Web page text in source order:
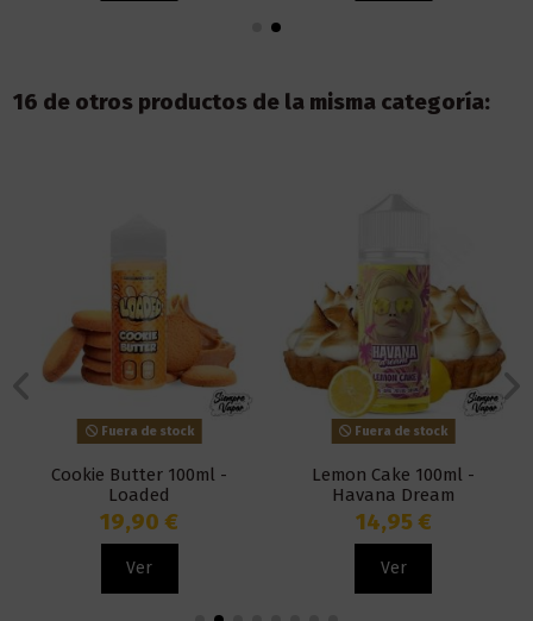
16 de otros productos de la misma categoría:
Fuera de stock
Cookie Butter 100ml -
Loaded
19,90 €
Ver
Fuera de stock
Lemon Cake 100ml -
Havana Dream
14,95 €
Ver